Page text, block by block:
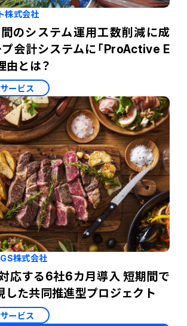
株式会社
のシステム運用工数削減に成
プ会計システムに「ProActive E
由とは？
サービス
株式会社
応する6社6カ月導入 短期間で
した共同推進型プロジェクト
サービス